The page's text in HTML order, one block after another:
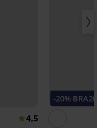
4,5
-20% BRA20